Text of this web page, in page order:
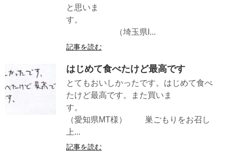
と思いま
す。
（埼玉県I...
記事を読む
はじめて食べたけど最高です
とてもおいしかったです。はじめて食べ
たけど最高です。また買いま
す。
（愛知県MT様） 巣ごもりをお召し
上...
記事を読む